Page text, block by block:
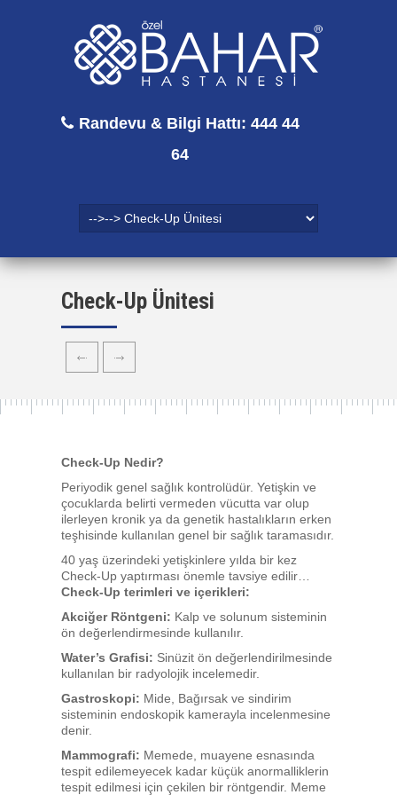
Randevu & Bilgi Hattı: 444 44
64
Check-Up Ünitesi
Check-Up Nedir?
Periyodik genel sağlık kontrolüdür. Yetişkin ve
çocuklarda belirti vermeden vücutta var olup
ilerleyen kronik ya da genetik hastalıkların erken
teşhisinde kullanılan genel bir sağlık taramasıdır.
40 yaş üzerindeki yetişkinlere yılda bir kez
Check-Up yaptırması önemle tavsiye edilir…
Check-Up terimleri ve içerikleri:
Akciğer Röntgeni: Kalp ve solunum sisteminin
ön değerlendirmesinde kullanılır.
Water’s Grafisi: Sinüzit ön değerlendirilmesinde
kullanılan bir radyolojik incelemedir.
Gastroskopi: Mide, Bağırsak ve sindirim
sisteminin endoskopik kamerayla incelenmesine
denir.
Mammografi: Memede, muayene esnasında
tespit edilemeyecek kadar küçük anormalliklerin
tespit edilmesi için çekilen bir röntgendir. Meme